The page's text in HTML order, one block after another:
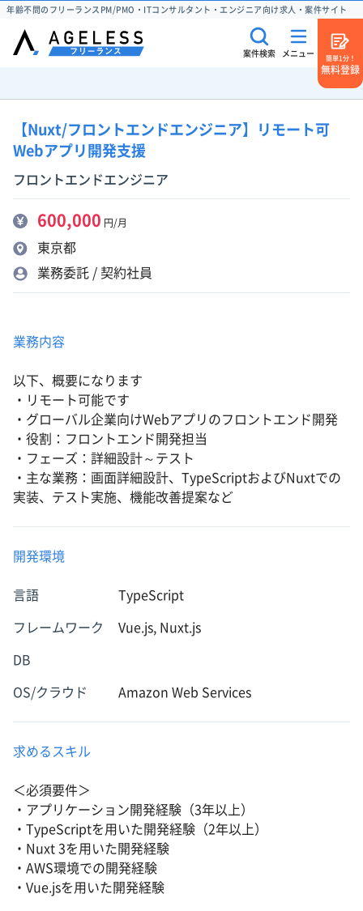
年齢不問のフリーランスPM/PMO・ITコンサルタント・エンジニア向け求人・案件サイト
案件検索 メニュー
簡単1分！
無料登録
【Nuxt/フロントエンドエンジニア】リモート可
Webアプリ開発支援
フロントエンドエンジニア
600,000 円/月
東京都
業務委託 / 契約社員
業務内容
以下、概要になります
・リモート可能です
・グローバル企業向けWebアプリのフロントエンド開発
・役割：フロントエンド開発担当
・フェーズ：詳細設計～テスト
・主な業務：画面詳細設計、TypeScriptおよびNuxtでの
実装、テスト実施、機能改善提案など
開発環境
言語 TypeScript
フレームワーク Vue.js, Nuxt.js
DB
OS/クラウド Amazon Web Services
求めるスキル
＜必須要件＞
・アプリケーション開発経験（3年以上）
・TypeScriptを用いた開発経験（2年以上）
・Nuxt 3を用いた開発経験
・AWS環境での開発経験
・Vue.jsを用いた開発経験